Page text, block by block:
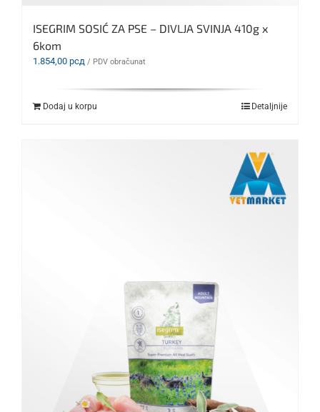
ISEGRIM SOSIĆ ZA PSE – DIVLJA SVINJA 410g x
6kom
1.854,00 рсд / PDV obračunat
Dodaj u korpu Detaljnije